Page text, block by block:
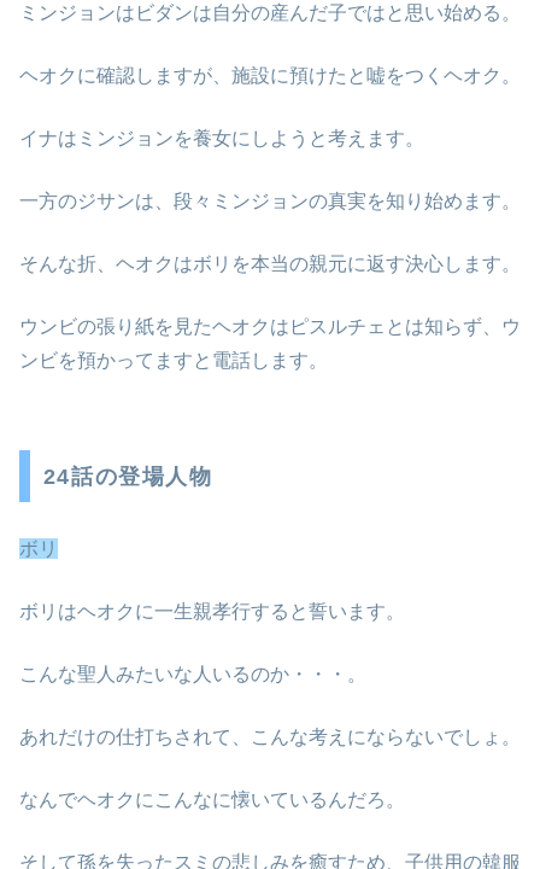
ミンジョンはビダンは自分の産んだ子ではと思い始める。
ヘオクに確認しますが、施設に預けたと嘘をつくヘオク。
イナはミンジョンを養女にしようと考えます。
一方のジサンは、段々ミンジョンの真実を知り始めます。
そんな折、ヘオクはボリを本当の親元に返す決心します。
ウンビの張り紙を見たヘオクはピスルチェとは知らず、ウ
ンビを預かってますと電話します。
24話の登場人物
ボリ
ボリはヘオクに一生親孝行すると誓います。
こんな聖人みたいな人いるのか・・・。
あれだけの仕打ちされて、こんな考えにならないでしょ。
なんでヘオクにこんなに懐いているんだろ。
そして孫を失ったスミの悲しみを癒すため、子供用の韓服